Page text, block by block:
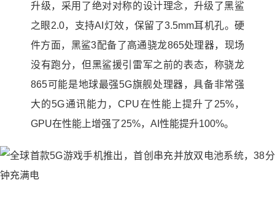
升级，采用了绝对对称的设计理念，升级了黑鲨
之眼2.0，支持AI灯效，保留了3.5mm耳机孔。硬
件方面，黑鲨3配备了高通骁龙865处理器，现场
没有跑分，但黑鲨援引雷军之前的表态，称骁龙
865可能是地球最强5G旗舰处理器，具备非常强
大的5G通讯能力，CPU在性能上提升了25%，
GPU在性能上增强了25%，AI性能提升100%。